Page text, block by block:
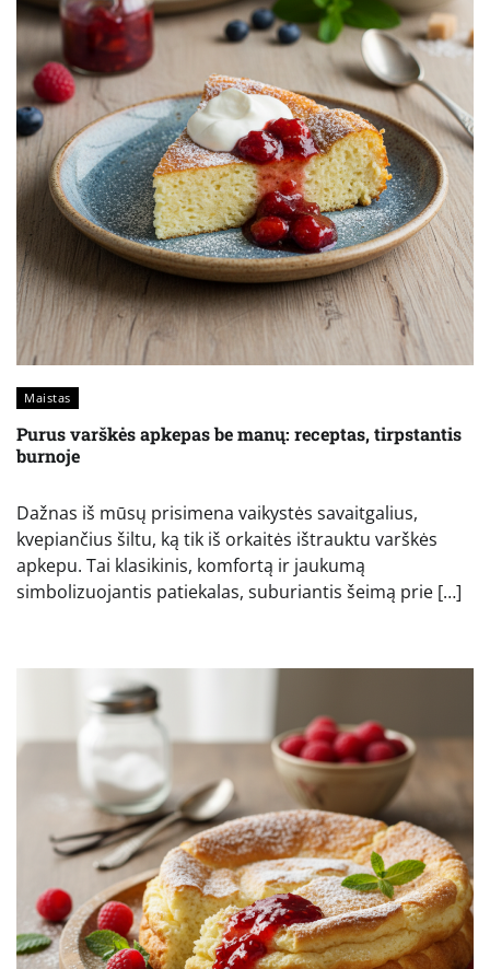
Maistas
Purus varškės apkepas be manų: receptas, tirpstantis
burnoje
Dažnas iš mūsų prisimena vaikystės savaitgalius,
kvepiančius šiltu, ką tik iš orkaitės ištrauktu varškės
apkepu. Tai klasikinis, komfortą ir jaukumą
simbolizuojantis patiekalas, suburiantis šeimą prie […]